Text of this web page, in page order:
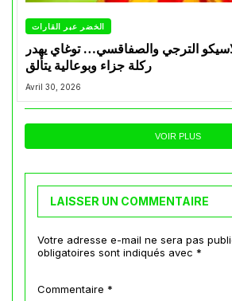
الخضر عبر القارات
الترجي والصفاقسي… توغاي يهدر
ركلة جزاء وبوعالية يتألق
Avril 30, 2026
VOIR PLUS
LAISSER UN COMMENTAIRE
Votre adresse e-mail ne sera pas
obligatoires sont indiqués avec *
Commentaire *